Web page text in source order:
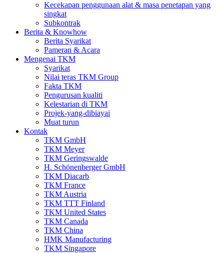
Kecekapan penggunaan alat & masa penetapan yang
singkat
Subkontrak
Berita & Knowhow
Berita Syarikat
Pameran & Acara
Mengenai TKM
Syarikat
Nilai teras TKM Group
Fakta TKM
Pengurusan kualiti
Kelestarian di TKM
Projek-yang-dibiayai
Muat turun
Kontak
TKM GmbH
TKM Meyer
TKM Geringswalde
H. Schönenberger GmbH
TKM Diacarb
TKM France
TKM Austria
TKM TTT Finland
TKM United States
TKM Canada
TKM China
HMK Manufacturing
TKM Singapore